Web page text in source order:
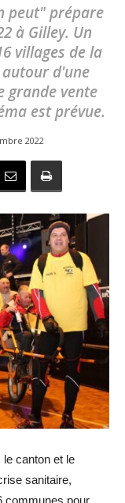
peut" prépare
à Gilley. Un
villages de la
d'une
grande vente
est prévue.
2022
canton et le
sanitaire,
communes pour